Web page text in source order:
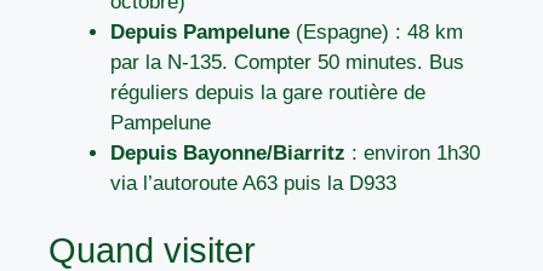
Depuis Pampelune (Espagne) : 48 km
par la N-135. Compter 50 minutes. Bus
réguliers depuis la gare routière de
Pampelune
Depuis Bayonne/Biarritz : environ 1h30
via l’autoroute A63 puis la D933
Quand visiter